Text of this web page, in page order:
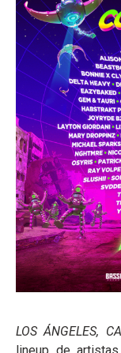
LOS ÁNGELES, CA